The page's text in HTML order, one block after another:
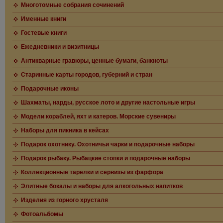
Многотомные собрания сочинений
Именные книги
Гостевые книги
Ежедневники и визитницы
Антикварные гравюры, ценные бумаги, банкноты
Старинные карты городов, губерний и стран
Подарочные иконы
Шахматы, нарды, русское лото и другие настольные игры
Модели кораблей, яхт и катеров. Морские сувениры
Наборы для пикника в кейсах
Подарок охотнику. Охотничьи чарки и подарочные наборы
Подарок рыбаку. Рыбацкие стопки и подарочные наборы
Коллекционные тарелки и сервизы из фарфора
Элитные бокалы и наборы для алкогольных напитков
Изделия из горного хрусталя
Фотоальбомы